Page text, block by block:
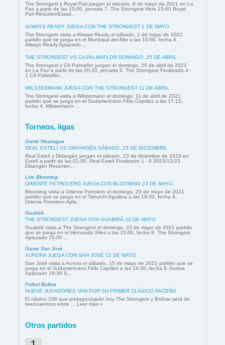
The Strongest y Royal Pari juegan el sábado, 8 de mayo de 2021 en La
Paz a partir de las 15:00, jornada 7. The Strongest Hora 15:00 Royal
Pari ResúmenEstad...
ALWAYS READY JUEGA CON THE STRONGEST 1 DE MAYO
The Strongest visita a Always Ready el sábado, 1 de mayo de 2021
partido que se juega en el Municipal del Alto a las 15:00, fecha 6.
Always Ready Aplazado ...
THE STRONGEST VS CA PALMAFLOR DOMINGO, 25 DE ABRIL
The Strongest y CA Palmaflor juegan el domingo, 25 de abril de 2021
en La Paz a partir de las 20:20, jornada 5. The Strongest Finalizado 4 -
1 CA Palmaflor...
WILSTERMANN JUEGA CON THE STRONGEST 11 DE ABRIL
The Strongest visita a Wilstermann el domingo, 11 de abril de 2021
partido que se juega en el Sudamericano Félix Caprilez a las 17:15,
fecha 4. Wilstermann ...
Torneos, ligas
Game Nicaragua
REAL ESTELÍ VS DIRIANGÉN SÁBADO, 23 DE DICIEMBRE
Real Estelí y Diriangén juegan el sábado, 23 de diciembre de 2023 en
Estelí a partir de las 01:00. Real Estelí Finalizado 1 - 0 2023/12/23
Diriangén Resúmen...
Live Blooming
ORIENTE PETROLERO JUEGA CON BLOOMING 23 DE MAYO
Blooming visita a Oriente Petrolero el domingo, 23 de mayo de 2021
partido que se juega en el Tahuichi Aguilera a las 19:30, fecha 9.
Oriente Petrolero Apla...
Guabirá
THE STRONGEST JUEGA CON GUABIRÁ 23 DE MAYO
Guabirá visita a The Strongest el domingo, 23 de mayo de 2021 partido
que se juega en el Hernando Siles a las 15:00, fecha 9. The Strongest
Aplazado 15:00 ...
Game San José
AURORA JUEGA CON SAN JOSÉ 15 DE MAYO
San José visita a Aurora el sábado, 15 de mayo de 2021 partido que se
juega en el Sudamericano Félix Caprilez a las 19:30, fecha 8. Aurora
Aplazado 19:30 S...
Futbol Bolivia
NUEVE JUGADORES VAN POR SU PRIMER CLÁSICO PACEÑO
El clásico 208 que protagonizarán hoy The Strongest y Bolívar será de
reencuentros entre ... Leer más »
Otros partidos